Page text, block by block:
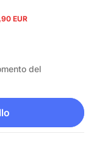
EUR
del